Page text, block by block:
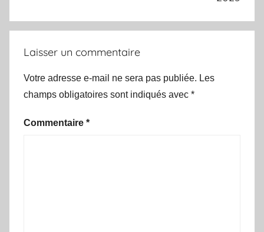
Laisser un commentaire
Votre adresse e-mail ne sera pas publiée. Les
champs obligatoires sont indiqués avec *
Commentaire *